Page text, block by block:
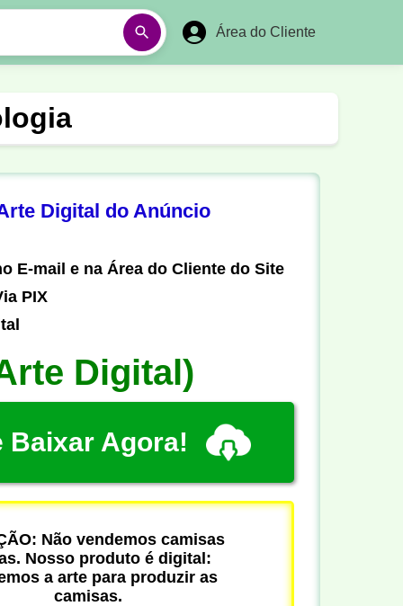
Área do Cliente
Futebol Amador Pesca
Matemática
Digital do Anúncio
E-mail e na Área do Cliente do Site
PIX
Digital)
Baixar Agora!
Não vendemos camisas
Nosso produto é digital:
a arte para produzir as
camisas.